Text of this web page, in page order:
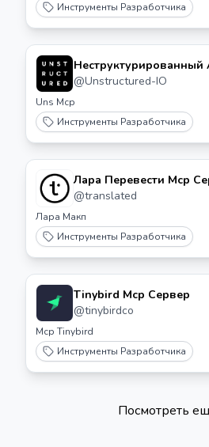
Инструменты Разработчика
Неструктурированный
@Unstructured-IO
Uns Mcp
Инструменты Разработчика
Лара Перевести Mcp
@translated
Лара Макп
Инструменты Разработчика
Tinybird Mcp Сервер
@tinybirdco
Mcp Tinybird
Инструменты Разработчика
Посмотреть